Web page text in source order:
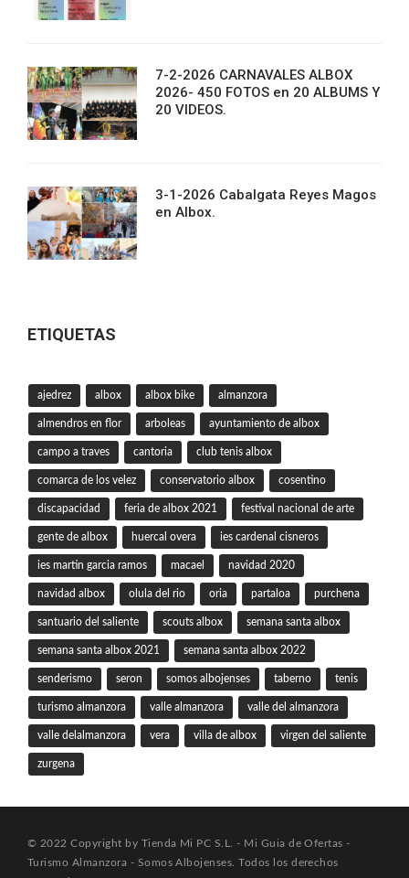
7-2-2026 CARNAVALES ALBOX
2026- 450 FOTOS en 20 ALBUMS Y
20 VIDEOS.
3-1-2026 Cabalgata Reyes Magos
en Albox.
ETIQUETAS
ajedrez albox albox bike almanzora
almendros en flor arboleas ayuntamiento de albox
campo a traves cantoria club tenis albox
comarca de los velez conservatorio albox cosentino
discapacidad feria de albox 2021 festival nacional de arte
gente de albox huercal overa ies cardenal cisneros
ies martin garcia ramos macael navidad 2020
navidad albox olula del rio oria partaloa purchena
santuario del saliente scouts albox semana santa albox
semana santa albox 2021 semana santa albox 2022
senderismo seron somos albojenses taberno tenis
turismo almanzora valle almanzora valle del almanzora
valle delalmanzora vera villa de albox virgen del saliente
zurgena
© 2022 Copyright by Tienda Mi PC S.L. - Mi Guia de Ofertas -
Turismo Almanzora - Somos Albojenses. Todos los derechos